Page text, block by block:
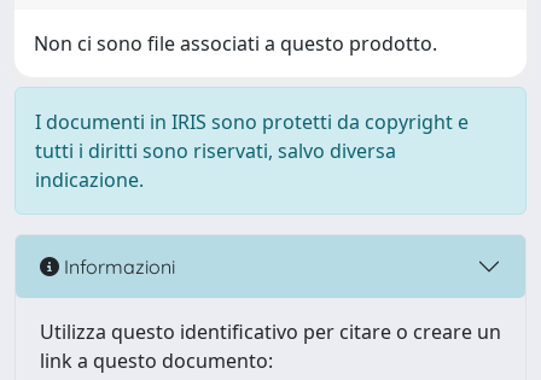
Non ci sono file associati a questo prodotto.
I documenti in IRIS sono protetti da copyright e
tutti i diritti sono riservati, salvo diversa
indicazione.
Informazioni
Utilizza questo identificativo per citare o creare un
link a questo documento: